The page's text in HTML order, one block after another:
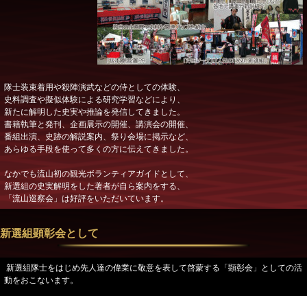
隊士装束着用や殺陣演武などの侍としての体験、
史料調査や擬似体験による研究学習などにより、
新たに解明した史実や推論を発信してきました。
書籍執筆と発刊、企画展示の開催、講演会の開催、
番組出演、史跡の解説案内、祭り会場に掲示など、
あらゆる手段を使って多くの方に伝えてきました。
なかでも流山初の観光ボランティアガイドとして、
新選組の史実解明をした著者が自ら案内をする、
「流山巡察会」は好評をいただいています。
新選組顕彰会として
新選組隊士をはじめ先人達の偉業に敬意を表して啓蒙する「顕彰会」としての活
動をおこないます。